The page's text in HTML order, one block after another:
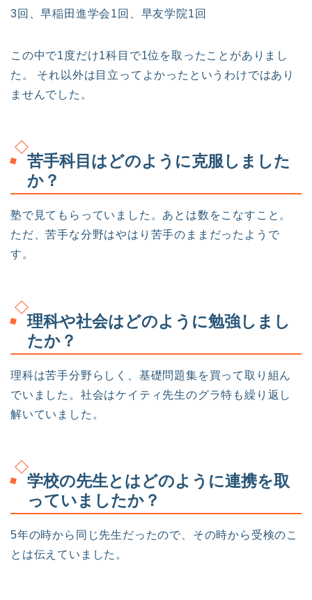
3回、早稲田進学会1回、早友学院1回
この中で1度だけ1科目で1位を取ったことがありまし
た。 それ以外は目立ってよかったというわけではあり
ませんでした。
苦手科目はどのように克服しました
か？
塾で見てもらっていました。あとは数をこなすこと。
ただ、苦手な分野はやはり苦手のままだったようで
す。
理科や社会はどのように勉強しまし
たか？
理科は苦手分野らしく、基礎問題集を買って取り組ん
でいました。社会はケイティ先生のグラ特も繰り返し
解いていました。
学校の先生とはどのように連携を取
っていましたか？
5年の時から同じ先生だったので、その時から受検のこ
とは伝えていました。